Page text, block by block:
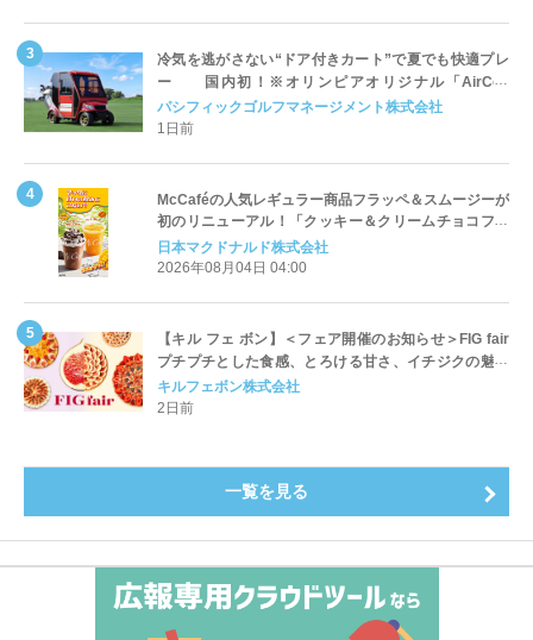
冷気を逃がさない“ドア付きカート”で夏でも快適プレ
ー 国内初！※オリンピアオリジナル「AirCon
Cart（エアコンカート）」導入 | ＰＧＭ
パシフィックゴルフマネージメント株式会社
1日前
McCaféの人気レギュラー商品フラッペ＆スムージーが
初のリニューアル！「クッキー＆クリームチョコフラ
ッペ」「マンゴースムージー」8月5日（水）から販売
開始
日本マクドナルド株式会社
2026年08月04日 04:00
【キル フェ ボン】＜フェア開催のお知らせ＞FIG fair
プチプチとした食感、とろける甘さ、イチジクの魅力
をたっぷりと。新作を含め、イチジク尽くしの全4種が
登場8月20日（木）スタート
キルフェボン株式会社
2日前
一覧を見る